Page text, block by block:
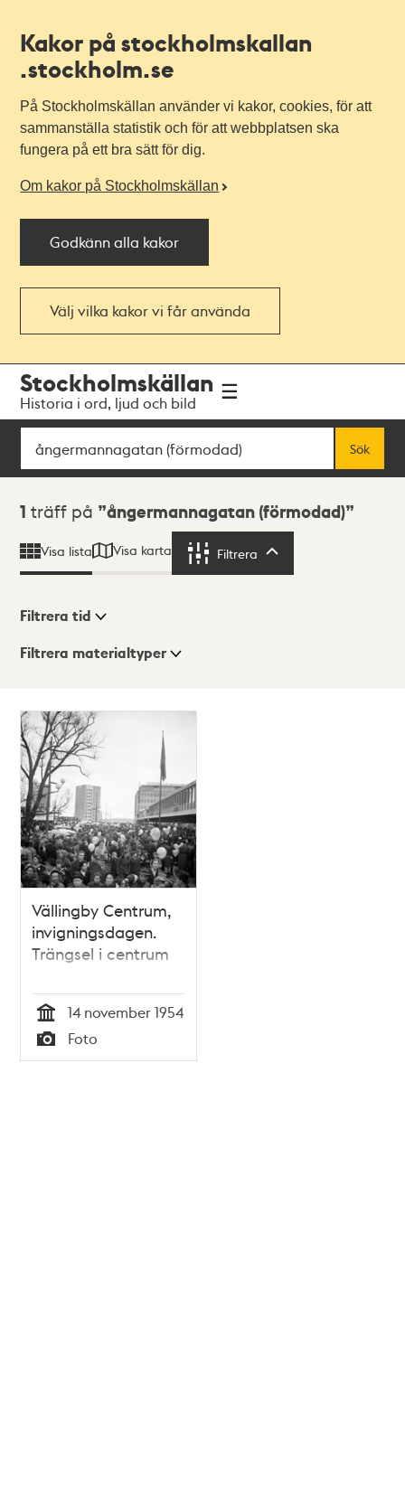
Kakor på stockholmskallan
.stockholm.se
På Stockholmskällan använder vi kakor, cookies, för att
sammanställa statistik och för att webbplatsen ska
fungera på ett bra sätt för dig.
Om kakor på Stockholmskällan
Godkänn alla kakor
Välj vilka kakor vi får använda
navigationen
huvudinnehållet
Stockholmskällan
Historia i ord, ljud och bild
Sök
Sök
Sökresultat
1 träff på ångermannagatan (förmodad)
Visa lista Visa karta Filtrera
Visningsläge
Lista
Karta
Filtrera tid
Filtrera materialtyper
träffar
Vällingby Centrum,
invigningsdagen.
Trängsel i centrum
Tid
14 november 1954
Typ
Foto